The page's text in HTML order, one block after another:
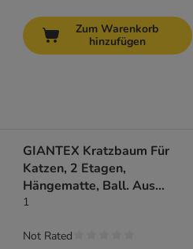
Zum Warenkorb
hinzufügen
GIANTEX Kratzbaum Für
Katzen, 2 Etagen,
Hängematte, Ball. Aus
Plüsch
1
Not Rated